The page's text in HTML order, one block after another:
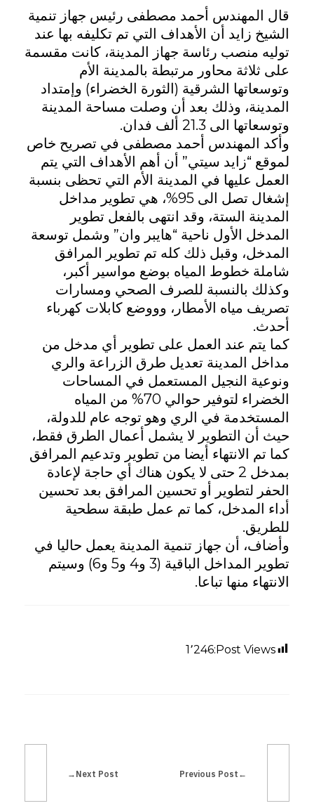
م
ه
ن
د
س
أ
ح
م
د
م
ص
ط
ف
ى
:
ت
س
و
قال المهندس أحمد مصطفى رئيس جهاز تنمية
الشيخ زايد أن الأهداف التي تم تكليفه بها عند
توليه منصب رئاسة جهاز المدينة، كانت مقسمة
على ثلاثة محاور مرتبطة بالمدينة الأم
وتوسعاتها الشرقية (الثورة الخضراء) وإمتداد
المدينة، وذلك بعد أن وصلت مساحة المدينة
وتوسعاتها الى 21.3 ألف فدان.
وأكد المهندس أحمد مصطفى في تصريح خاص
لموقع “زايد سيتي” أن أهم الأهداف التي يتم
العمل عليها في المدينة الأم التي تحظى بنسبة
إشغال تصل الى 95%، هي تطوير مداخل
المدينة الستة، وقد انتهى بالفعل تطوير
المدخل الأول ناحية “هايبر وان” وشمل توسعة
المدخل، وقبل ذلك كله تم تطوير المرافق
شاملة خطوط المياه بوضع مواسير أكبر،
وكذلك بالنسبة للصرف الصحي ومسارات
تصريف مياه الأمطار، وووضع كابلات كهرباء
أحدث.
كما يتم عند العمل على تطوير أي مدخل من
مداخل المدينة تعديل طرق الزراعة والري
ونوعية النجيل المستعمل في المساحات
الخضراء لتوفير حوالي 70% من المياه
المستخدمة في الري وهو توجه عام للدولة،
حيث أن التطوير لا يشمل أعمال الطرق فقط،
كما تم الانتهاء أيضا من تطوير وتدعيم المرافق
بمدخل 2 حتى لا يكون هناك أي حاجة لإعادة
الحفر لتطوير أو تحسين المرافق بعد تحسين
أداء المدخل، كما تم عمل طبقة سطحية
للطريق.
وأضاف، أن جهاز تنمية المدينة يعمل حاليا في
تطوير المداخل الباقية (3 و4 و5 و6) وسيتم
الانتهاء منها تباعا.
Post Views: 1٬246
Previous Post
Next Post